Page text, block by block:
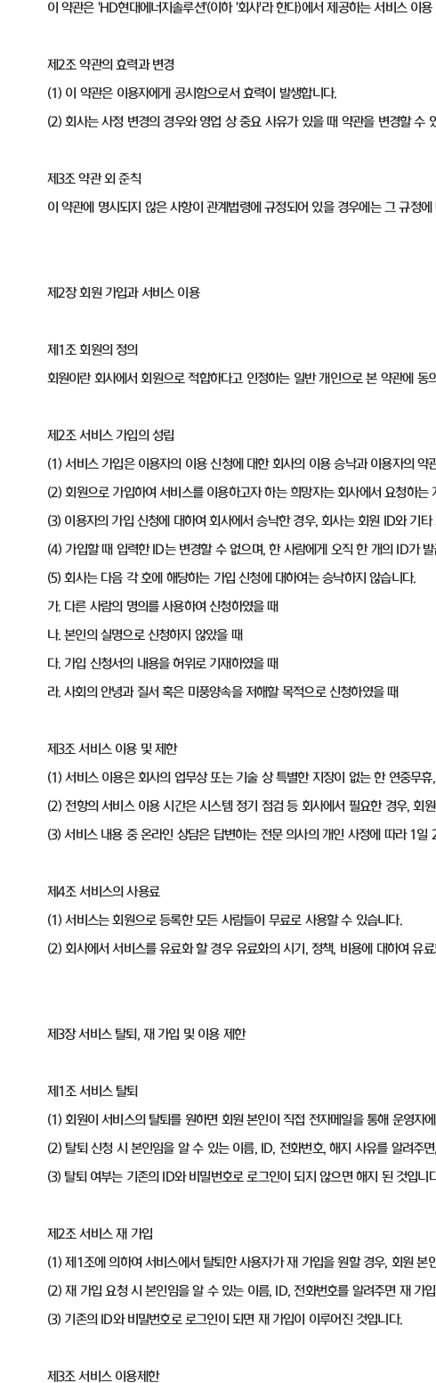
이 약관은 'HD현대에너지솔루션'(이하 '회사'라 한다)에서 제공하는 서비스 이
제2조 약관의 효력과 변경
(1) 이 약관은 이용자에게 공시함으로서 효력이 발생합니다.
(2) 회사는 사정 변경의 경우와 영업 상 중요 사유가 있을 때 약관을 변경할 수
제3조 약관 외 준칙
이 약관에 명시되지 않은 사항이 관계법령에 규정되어 있을 경우에는 그 규정에
제2장 회원 가입과 서비스 이용
제1조 회원의 정의
회원이란 회사에서 회원으로 적합하다고 인정하는 일반 개인으로 본 약관에
제2조 서비스 가입의 성립
(1) 서비스 가입은 이용자의 이용 신청에 대한 회사의 이용 승낙과 이용자의 약
(2) 회원으로 가입하여 서비스를 이용하고자 하는 희망자는 회사에서 요청하는
(3) 이용자의 가입 신청에 대하여 회사에서 승낙한 경우, 회사는 회원 ID와 기
(4) 가입할 때 입력한 ID는 변경할 수 없으며, 한 사람에게 오직 한 개의 ID가 발
(5) 회사는 다음 각 호에 해당하는 가입 신청에 대하여는 승낙하지 않습니다.
가. 다른 사람의 명의를 사용하여 신청하였을 때
나. 본인의 실명으로 신청하지 않았을 때
다. 가입 신청서의 내용을 허위로 기재하였을 때
라. 사회의 안녕과 질서 혹은 미풍양속을 저해할 목적으로 신청하였을 때
제3조 서비스 이용 및 제한
(1) 서비스 이용은 회사의 업무상 또는 기술 상 특별한 지장이 없는 한 연중무
(2) 전항의 서비스 이용 시간은 시스템 정기 점검 등 회사에서 필요한 경우, 회
(3) 서비스 내용 중 온라인 상담은 답변하는 전문 의사의 개인 사정에 따라 1일
제4조 서비스의 사용료
(1) 서비스는 회원으로 등록한 모든 사람들이 무료로 사용할 수 있습니다.
(2) 회사에서 서비스를 유료화 할 경우 유료화의 시기, 정책, 비용에 대하여 유
제3장 서비스 탈퇴, 재 가입 및 이용 제한
제1조 서비스 탈퇴
(1) 회원이 서비스의 탈퇴를 원하면 회원 본인이 직접 전자메일을 통해 운영자
(2) 탈퇴 신청 시 본인임을 알 수 있는 이름, ID, 전화번호, 해지 사유를 알려주
(3) 탈퇴 여부는 기존의 ID와 비밀번호로 로그인이 되지 않으면 해지 된 것입니
제2조 서비스 재 가입
(1) 제1조에 의하여 서비스에서 탈퇴한 사용자가 재 가입을 원할 경우, 회원
(2) 재 가입 요청 시 본인임을 알 수 있는 이름, ID, 전화번호를 알려주면 재 가
(3) 기존의 ID와 비밀번호로 로그인이 되면 재 가입이 이루어진 것입니다.
제3조 서비스 이용제한